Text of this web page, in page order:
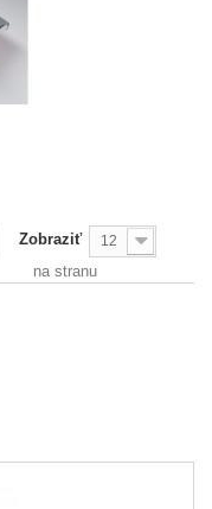
Zobraziť 12
na stranu